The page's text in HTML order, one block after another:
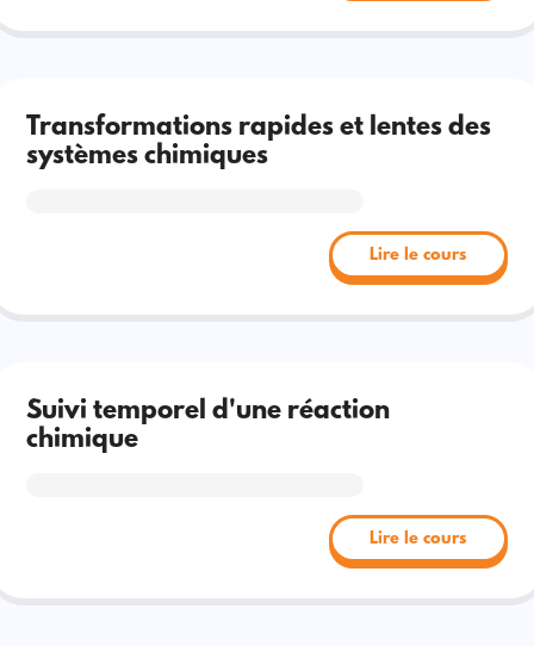
Transformations rapides et lentes des
systèmes chimiques
Lire le cours
Suivi temporel d'une réaction
chimique
Lire le cours